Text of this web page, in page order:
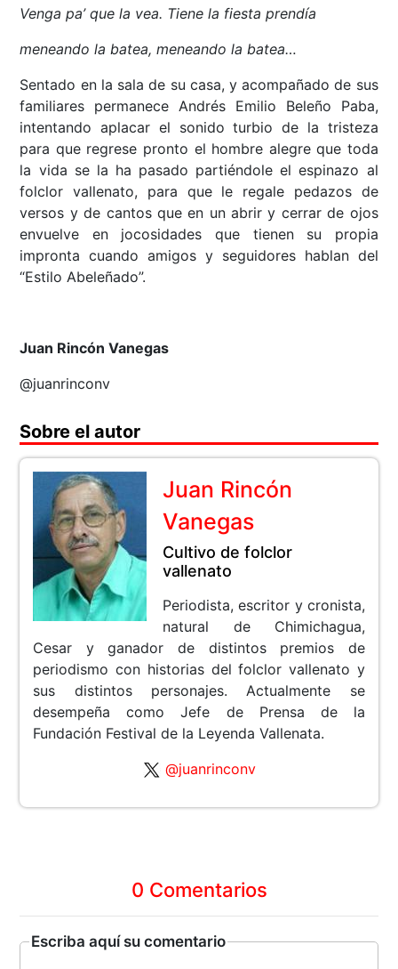
Venga pa’ que la vea. Tiene la fiesta prendía
meneando la batea, meneando la batea…
Sentado en la sala de su casa, y acompañado de sus
familiares permanece Andrés Emilio Beleño Paba,
intentando aplacar el sonido turbio de la tristeza
para que regrese pronto el hombre alegre que toda
la vida se la ha pasado partiéndole el espinazo al
folclor vallenato, para que le regale pedazos de
versos y de cantos que en un abrir y cerrar de ojos
envuelve en jocosidades que tienen su propia
impronta cuando amigos y seguidores hablan del
“Estilo Abeleñado”.
Juan Rincón Vanegas
@juanrinconv
Sobre el autor
Juan Rincón
Vanegas
Cultivo de folclor
vallenato
Periodista, escritor y cronista,
natural de Chimichagua,
Cesar y ganador de distintos premios de
periodismo con historias del folclor vallenato y
sus distintos personajes. Actualmente se
desempeña como Jefe de Prensa de la
Fundación Festival de la Leyenda Vallenata.
@juanrinconv
0 Comentarios
Escriba aquí su comentario